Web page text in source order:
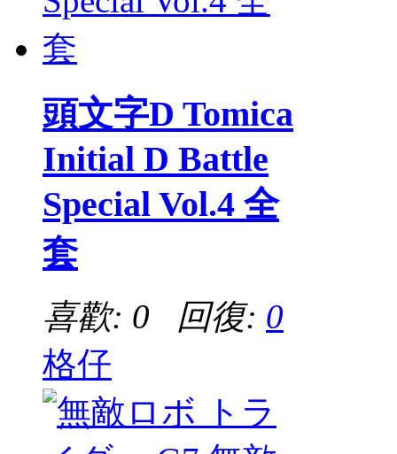
頭文字D Tomica
Initial D Battle
Special Vol.4 全
套
喜歡: 0 回復: 0
格仔